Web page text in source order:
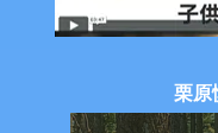
栗原